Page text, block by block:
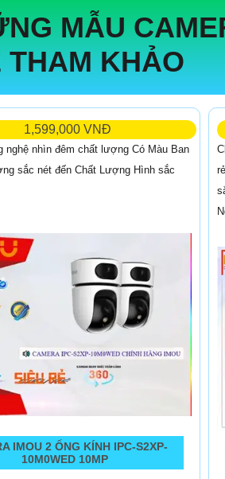
MẪU
THAM KHẢO
IMOU 2 ỐNG KÍNH IPC-S2XP-
10M0WED 10MP
1,599,000 VNĐ
nghệ nhìn đêm chất lượng Có Màu Ban
sắc nét đến Chất Lượng Hình sắc